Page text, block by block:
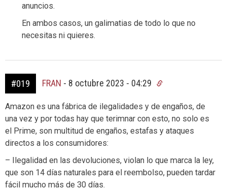
anuncios.
En ambos casos, un galimatias de todo lo que no
necesitas ni quieres.
#019 FRAN - 8 octubre 2023 - 04:29
Amazon es una fábrica de ilegalidades y de engaños, de
una vez y por todas hay que terimnar con esto, no solo es
el Prime, son multitud de engaños, estafas y ataques
directos a los consumidores:
– Ilegalidad en las devoluciones, violan lo que marca la ley,
que son 14 días naturales para el reembolso, pueden tardar
fácil mucho más de 30 días.